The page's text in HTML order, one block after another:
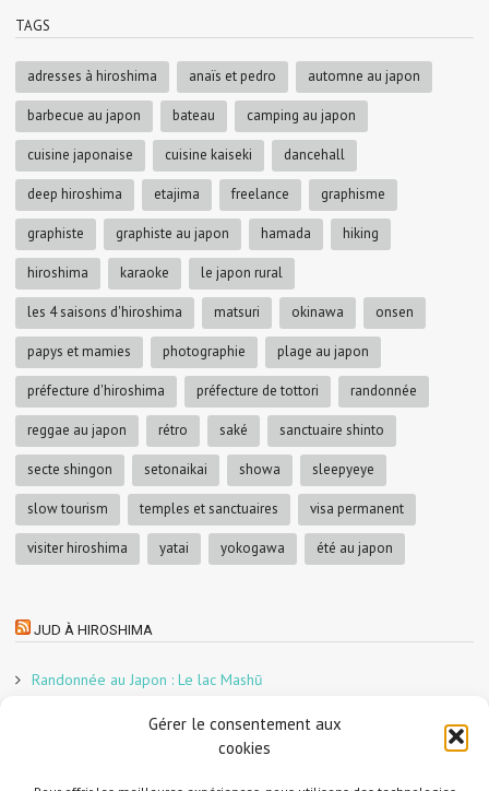
Gérer le consentement aux
cookies
TAGS
adresses à hiroshima anaïs et pedro automne au japon
barbecue au japon bateau camping au japon
cuisine japonaise cuisine kaiseki dancehall
deep hiroshima etajima freelance graphisme
graphiste graphiste au japon hamada hiking
hiroshima karaoke le japon rural
les 4 saisons d'hiroshima matsuri okinawa onsen
papys et mamies photographie plage au japon
préfecture d'hiroshima préfecture de tottori randonnée
reggae au japon rétro saké sanctuaire shinto
secte shingon setonaikai showa sleepyeye
slow tourism temples et sanctuaires visa permanent
visiter hiroshima yatai yokogawa été au japon
JUD À HIROSHIMA
Randonnée au Japon : Le lac Mashū
En direct sur Adobe France !